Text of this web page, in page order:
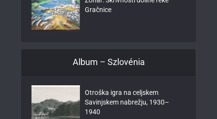
Gračnice
Album – Szlovénia
Otroška igra na celjskem
Savinjskem nabrežju, 1930–
1940